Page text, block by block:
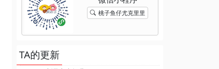
桃子鱼仔尤克里里
TA的更新